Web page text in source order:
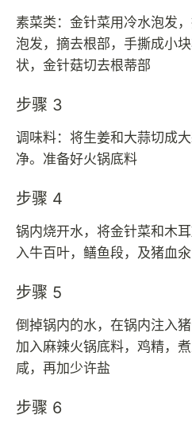
素菜类：金针菜用冷水泡发
泡发，摘去根部，手撕成小
状，金针菇切去根蒂部
步骤 3
调味料：将生姜和大蒜切成
净。准备好火锅底料
步骤 4
锅内烧开水，将金针菜和木
入牛百叶，鳝鱼段，及猪血
步骤 5
倒掉锅内的水，在锅内注入
加入麻辣火锅底料，鸡精，
咸，再加少许盐
步骤 6